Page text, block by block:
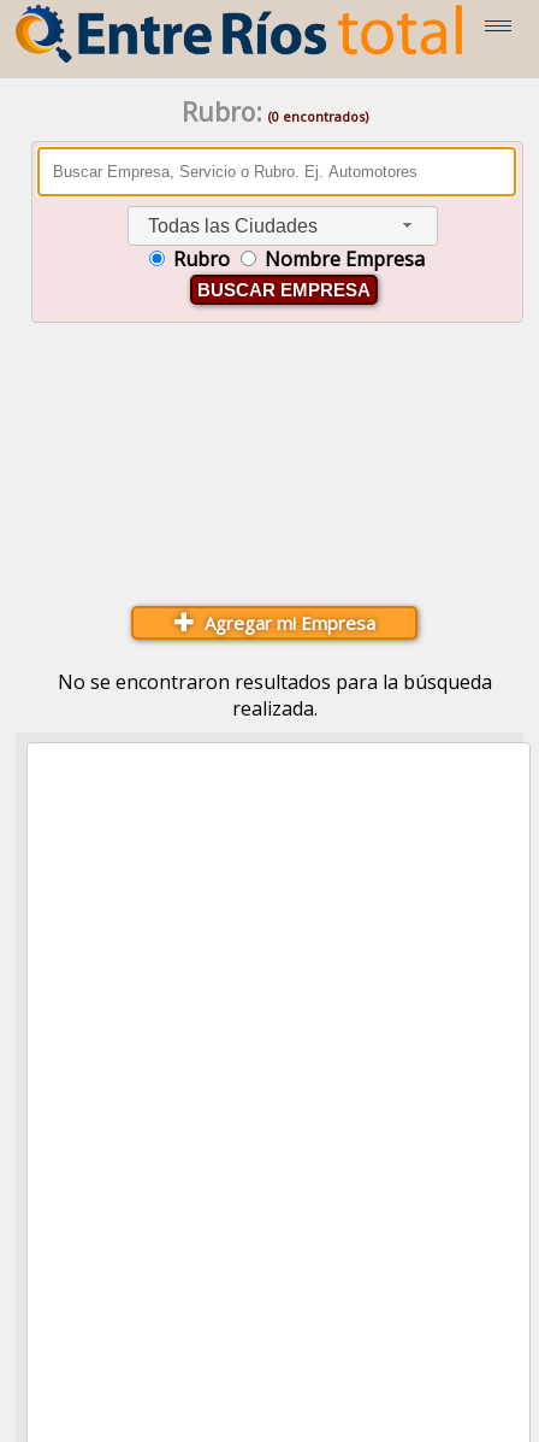
Rubro: (0 encontrados)
Todas las Ciudades
Rubro Nombre Empresa
BUSCAR EMPRESA
Agregar mi Empresa
No se encontraron resultados para la búsqueda
realizada.